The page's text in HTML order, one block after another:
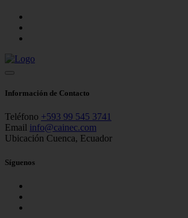
Información de Contacto
Teléfono +593 99 545 3741
Email info@cainec.com
Ubicación Cuenca, Ecuador
Síguenos